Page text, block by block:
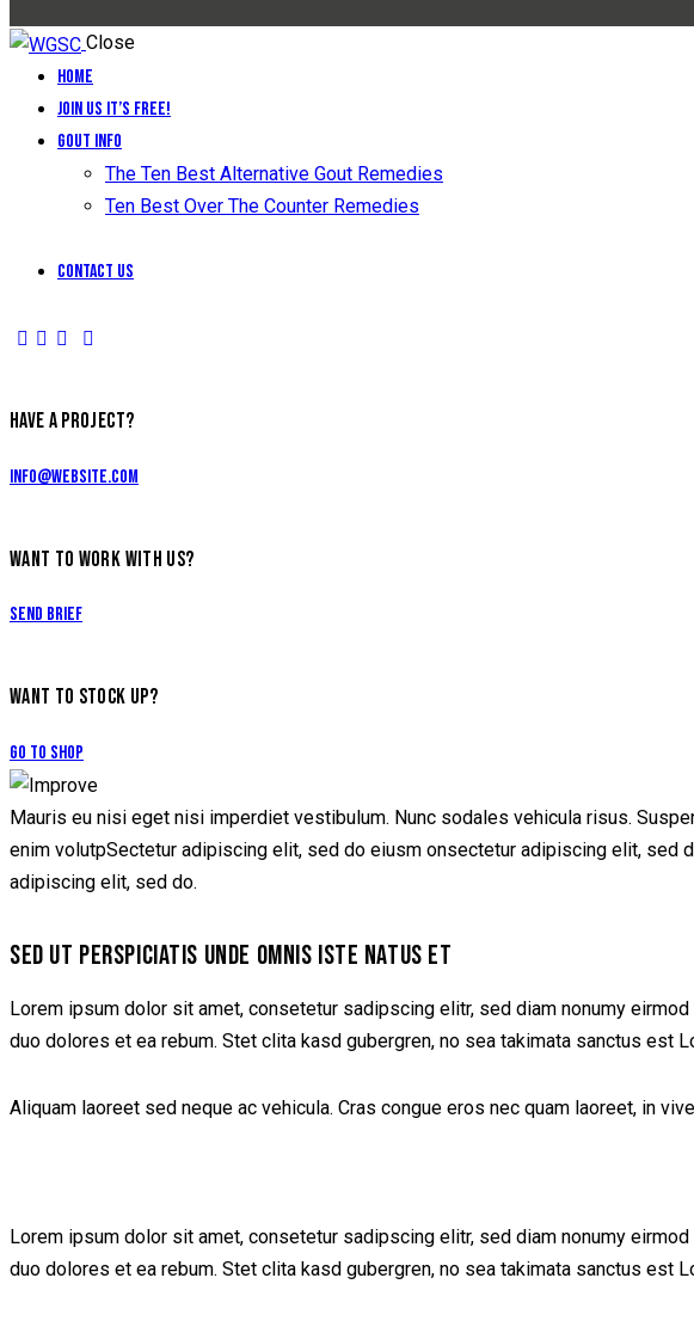
Close
Home
Join Us It’s Free!
Gout Info
The Ten Best Alternative Gout Remedies
Ten Best Over The Counter Remedies
Contact Us
HAVE A PROJECT?
info@website.com
WANT TO WORK WITH US?
Send Brief
WANT TO STOCK UP?
Go to Shop
Mauris eu nisi eget nisi imperdiet vestibulum. Nunc sodales vehicula risus.
enim volutpSectetur adipiscing elit, sed do eiusm onsectetur adipiscing elit, sed
adipiscing elit, sed do.
SED UT PERSPICIATIS UNDE OMNIS ISTE NATUS ET
Lorem ipsum dolor sit amet, consetetur sadipscing elitr, sed diam nonumy
duo dolores et ea rebum. Stet clita kasd gubergren, no sea takimata sanctus est
Aliquam laoreet sed neque ac vehicula. Cras congue eros nec quam laoreet, in
Lorem ipsum dolor sit amet, consetetur sadipscing elitr, sed diam nonumy
duo dolores et ea rebum. Stet clita kasd gubergren, no sea takimata sanctus est